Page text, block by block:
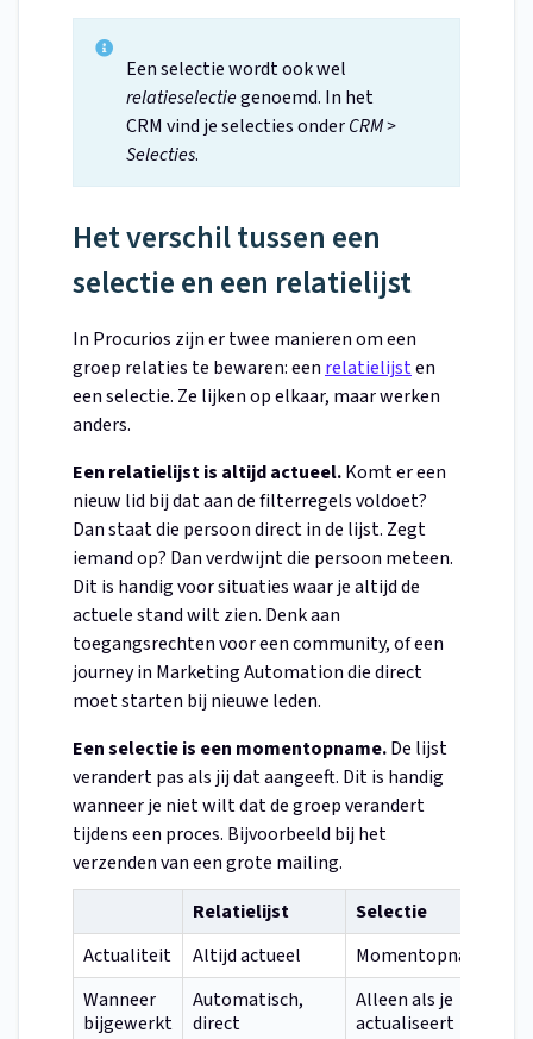
Een selectie wordt ook wel
relatieselectiegenoemd. In het
CRM vind je selecties onderCRM >
Selecties.
Het verschil tussen een
selectie en een relatielijst
In Procurios zijn er twee manieren om een
groep relaties te bewaren: een relatielijsten
een selectie. Ze lijken op elkaar, maar werken
anders.
Een relatielijst is altijd actueel.Komt er een
nieuw lid bij dat aan de filterregels voldoet?
Dan staat die persoon direct in de lijst. Zegt
iemand op? Dan verdwijnt die persoon meteen.
Dit is handig voor situaties waar je altijd de
actuele stand wilt zien. Denk aan
toegangsrechten voor een community, of een
journey in Marketing Automation die direct
moet starten bij nieuwe leden.
Een selectie is een momentopname.De lijst
verandert pas als jij dat aangeeft. Dit is handig
wanneer je niet wilt dat de groep verandert
tijdens een proces. Bijvoorbeeld bij het
verzenden van een grote mailing.
Relatielijst
Selectie
Actualiteit
Altijd actueel
Momentopname
Wanneer
bijgewerkt
Automatisch,
direct
Alleen als je
actualiseert